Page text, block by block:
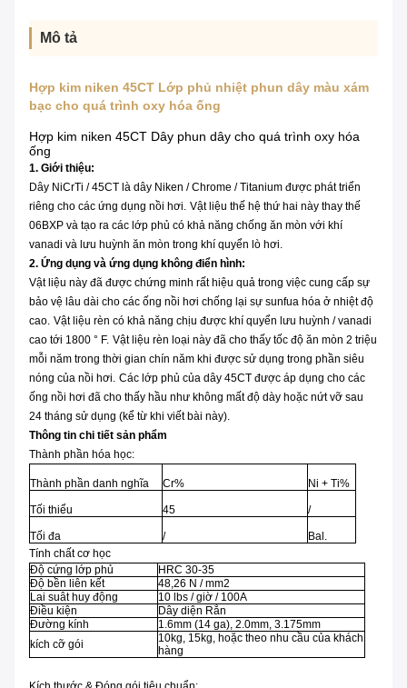
Mô tả
Hợp kim niken 45CT Lớp phủ nhiệt phun dây màu xám
bạc cho quá trình oxy hóa ống
Hợp kim niken 45CT Dây phun dây cho quá trình oxy hóa
ống
1. Giới thiệu:
Dây NiCrTi / 45CT là dây Niken / Chrome / Titanium được phát triển
riêng cho các ứng dụng nồi hơi. Vật liệu thế hệ thứ hai này thay thế
06BXP và tạo ra các lớp phủ có khả năng chống ăn mòn với khí
vanadi và lưu huỳnh ăn mòn trong khí quyển lò hơi.
2. Ứng dụng và ứng dụng không điển hình:
Vật liệu này đã được chứng minh rất hiệu quả trong việc cung cấp sự
bảo vệ lâu dài cho các ống nồi hơi chống lại sự sunfua hóa ở nhiệt độ
cao. Vật liệu rèn có khả năng chịu được khí quyển lưu huỳnh / vanadi
cao tới 1800 ° F. Vật liệu rèn loại này đã cho thấy tốc độ ăn mòn 2 triệu
mỗi năm trong thời gian chín năm khi được sử dụng trong phần siêu
nóng của nồi hơi. Các lớp phủ của dây 45CT được áp dụng cho các
ống nồi hơi đã cho thấy hầu như không mất độ dày hoặc nứt vỡ sau
24 tháng sử dụng (kể từ khi viết bài này).
Thông tin chi tiết sản phẩm
Thành phần hóa học:
Thành phần danh nghĩa Cr% Ni + Ti%
Tối thiểu 45 /
Tối đa /
Bal.
Tính chất cơ học
Độ cứng lớp phủ
HRC 30-35
Độ bền liên kết
48,26 N / mm2
Lai suât huy động
10 lbs / giờ / 100A
Điều kiện
Dây diện Rắn
Đường kính
1.6mm (14 ga), 2.0mm, 3.175mm
kích cỡ gói
10kg, 15kg, hoặc theo nhu cầu của khách
hàng